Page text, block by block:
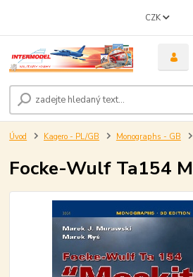
CZK
Úvod Kagero - PL/GB Monographs - GB
Focke-Wulf Ta154